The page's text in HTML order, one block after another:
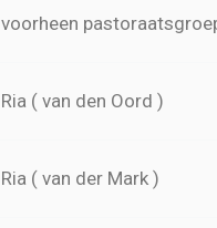
voorheen
Ria ( van den Oord )
Ria ( van der Mark )